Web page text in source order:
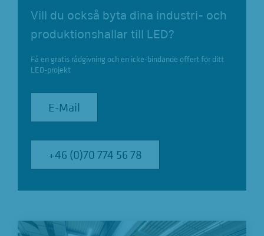
Vill du också byta dina industri- och
produktionshallar till LED?
Få en gratis rådgivning och en icke-bindande offert för ditt
LED-projekt
E-Mail
E-Mail
+46 (0)70 774 56 78
+46 (0)70 774 56 78